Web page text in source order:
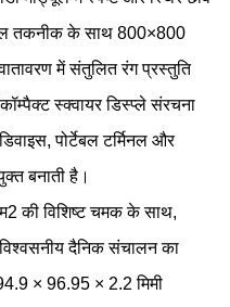
तकनीक के साथ 800×800
में संतुलित रंग प्रस्तुति
स्क्वायर डिस्प्ले संरचना
पोर्टेबल टर्मिनल और
बनाती है।
की विशिष्ट चमक के साथ,
दैनिक संचालन का
× 96.95 × 2.2 मिमी